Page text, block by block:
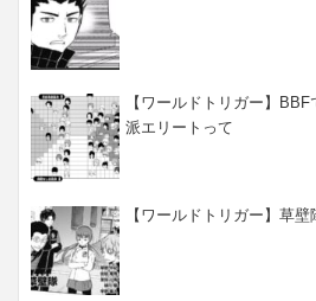
【ワールドトリガー】
派エリートって
【ワールドトリガー】草